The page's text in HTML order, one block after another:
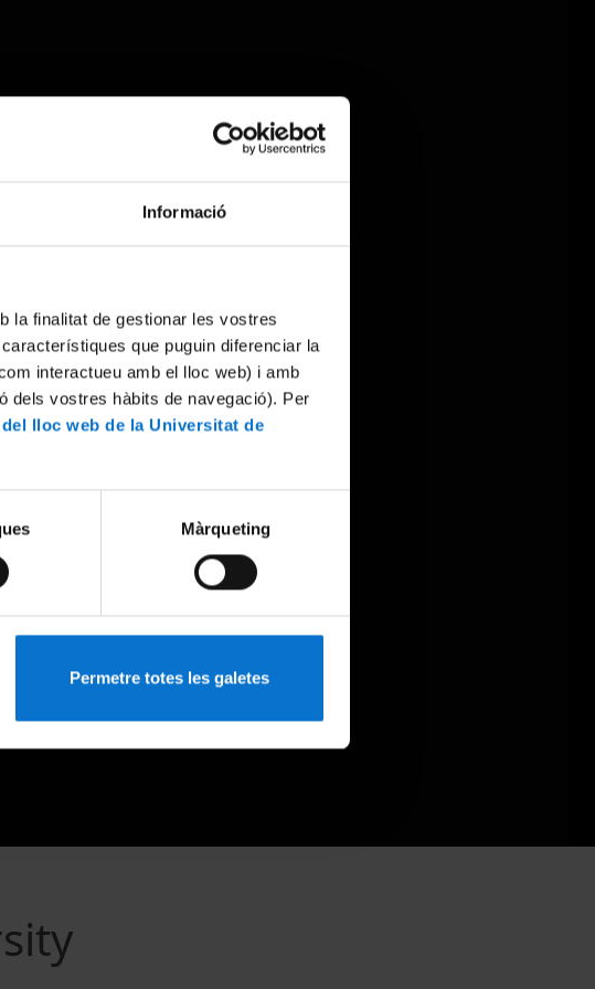
Informació
la finalitat de gestionar les vostres
que puguin diferenciar la
interactueu amb el lloc web) i amb
dels vostres hàbits de navegació). Per
lloc web de la Universitat de
Màrqueting
Permetre totes les galetes